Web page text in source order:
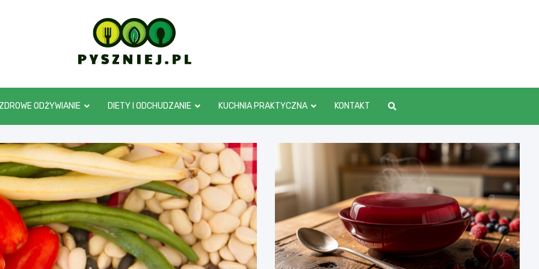
pyszniej.pl
ZDROWE ODŻYWIANIE DIETY I ODCHUDZANIE KUCHNIA PRAKTYCZNA KONTAKT